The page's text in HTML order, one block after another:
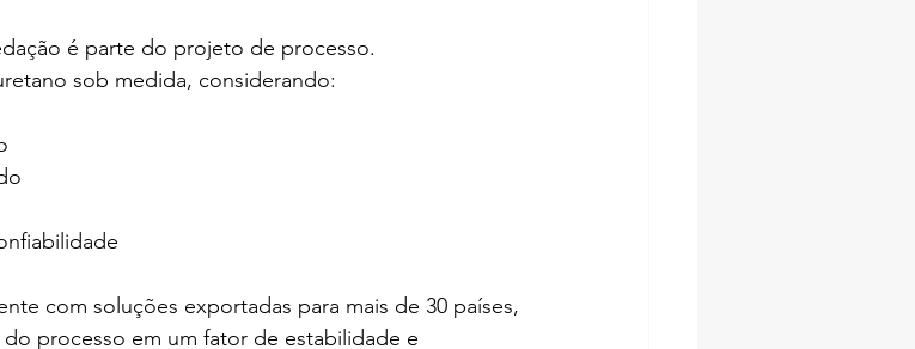
é parte do projeto de processo.
sob medida, considerando:
com soluções exportadas para mais de 30 países,
processo em um fator de estabilidade e